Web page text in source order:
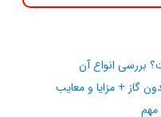
انواع آن
+ مزایا و معایب